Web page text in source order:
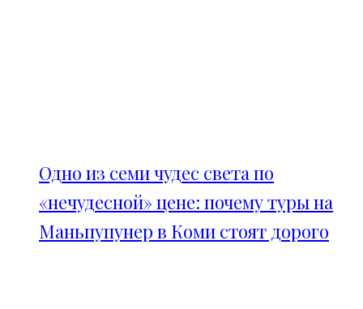
Одно из семи чудес света по
«нечудесной» цене: почему туры на
Маньпупунер в Коми стоят дорого